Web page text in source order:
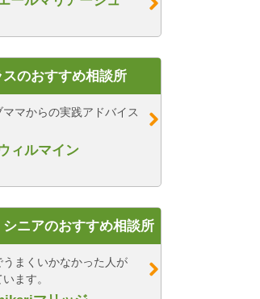
のおすすめ相談所
マからの実践アドバイス
ィルマイン
シニアのおすすめ相談所
まくいかなかった人が
ます。